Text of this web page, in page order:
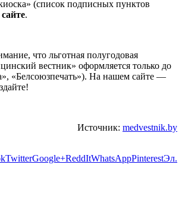
(список подписных пунктов
сайте.
что льготная полугодовая
вестник» оформляется только до
«Белсоюзпечать»). На нашем сайте —
Источник: medvestnik.by
TwitterGoogle+ReddItWhatsAppPinterestЭл.